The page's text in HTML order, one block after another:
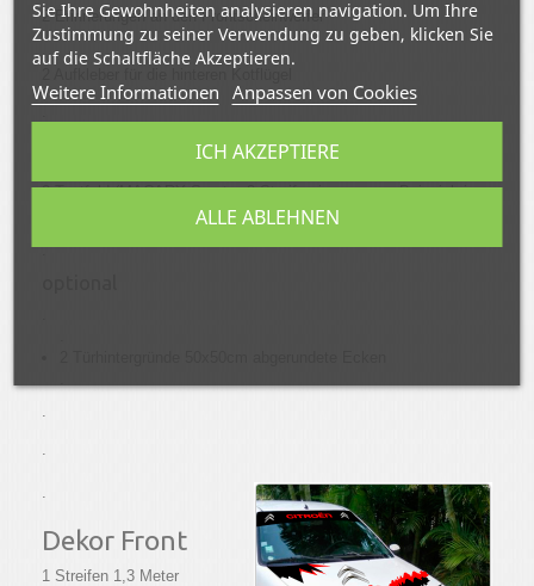
2 Erinnerungen an den Frontscheinwerfer
.
2 Textfeld (MACARY Sport + 3 Streifen in unserem Beispiel, je
nach Ihren Bedürfnissen anzupassen)
.
.
.
.
Dekor Front
1 Streifen 1,3 Meter
Sie Ihre Gewohnheiten analysieren navigation. Um Ihre
Zustimmung zu seiner Verwendung zu geben, klicken Sie
auf die Schaltfläche Akzeptieren.
Weitere Informationen Anpassen von Cookies
ALLE ABLEHNEN
ICH AKZEPTIERE